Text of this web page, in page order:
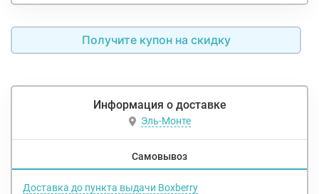
Получите купон на скидку
Информация о доставке
Эль-Монте
Самовывоз
Доставка до пункта выдачи Boxberry